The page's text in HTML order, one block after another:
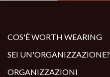
COS'È WORTH WEARING
SEI UN'ORGANIZZAZIONE?
ORGANIZZAZIONI